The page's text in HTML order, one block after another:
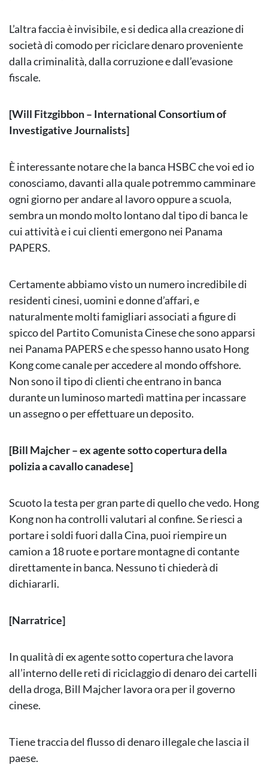
L’altra faccia è invisibile, e si dedica alla creazione di
società di comodo per riciclare denaro proveniente
dalla criminalità, dalla corruzione e dall’evasione
fiscale.
[Will Fitzgibbon – International Consortium of
Investigative Journalists]
È interessante notare che la banca HSBC che voi ed io
conosciamo, davanti alla quale potremmo camminare
ogni giorno per andare al lavoro oppure a scuola,
sembra un mondo molto lontano dal tipo di banca le
cui attività e i cui clienti emergono nei Panama
PAPERS.
Certamente abbiamo visto un numero incredibile di
residenti cinesi, uomini e donne d’affari, e
naturalmente molti famigliari associati a figure di
spicco del Partito Comunista Cinese che sono apparsi
nei Panama PAPERS e che spesso hanno usato Hong
Kong come canale per accedere al mondo offshore.
Non sono il tipo di clienti che entrano in banca
durante un luminoso martedì mattina per incassare
un assegno o per effettuare un deposito.
[Bill Majcher – ex agente sotto copertura della
polizia a cavallo canadese]
Scuoto la testa per gran parte di quello che vedo. Hong
Kong non ha controlli valutari al confine. Se riesci a
portare i soldi fuori dalla Cina, puoi riempire un
camion a 18 ruote e portare montagne di contante
direttamente in banca. Nessuno ti chiederà di
dichiararli.
[Narratrice]
In qualità di ex agente sotto copertura che lavora
all’interno delle reti di riciclaggio di denaro dei cartelli
della droga, Bill Majcher lavora ora per il governo
cinese.
Tiene traccia del flusso di denaro illegale che lascia il
paese.